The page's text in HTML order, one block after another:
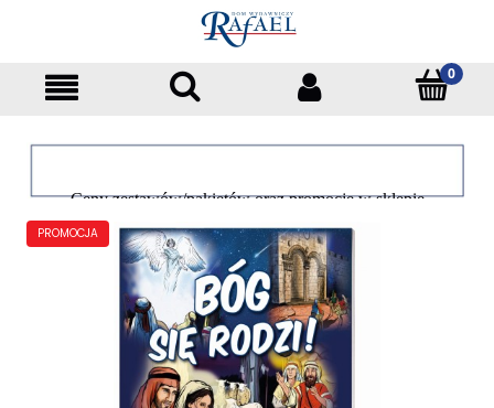
Ceny zestawów/pakietów oraz promocje w sklepie
dotyczą tylko klientów indywidualnych
PROMOCJA